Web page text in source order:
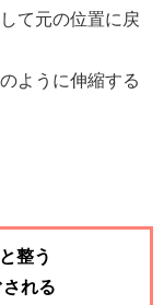
て元の位置に戻
ように伸縮する
整う
れる